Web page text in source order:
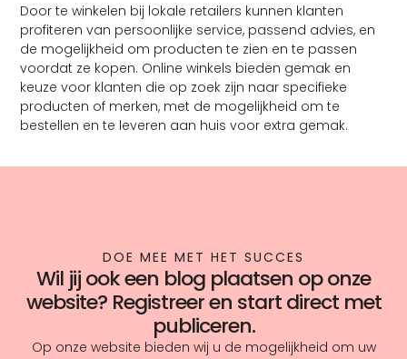
Door te winkelen bij lokale retailers kunnen klanten
profiteren van persoonlijke service, passend advies, en
de mogelijkheid om producten te zien en te passen
voordat ze kopen. Online winkels bieden gemak en
keuze voor klanten die op zoek zijn naar specifieke
producten of merken, met de mogelijkheid om te
bestellen en te leveren aan huis voor extra gemak.
DOE MEE MET HET SUCCES
Wil jij ook een blog plaatsen op onze
website? Registreer en start direct met
publiceren.
Op onze website bieden wij u de mogelijkheid om uw